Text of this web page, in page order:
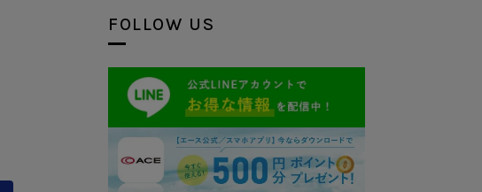
FOLLOW US